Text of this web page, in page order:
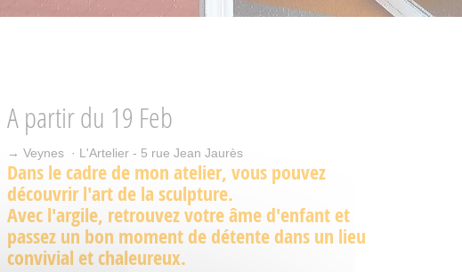
A partir du 19 Feb
→ Veynes · L'Artelier - 5 rue Jean Jaurès
Dans le cadre de mon atelier, vous pouvez
découvrir l'art de la sculpture.
Avec l'argile, retrouvez votre âme d'enfant et
passez un bon moment de détente dans un lieu
convivial et chaleureux.